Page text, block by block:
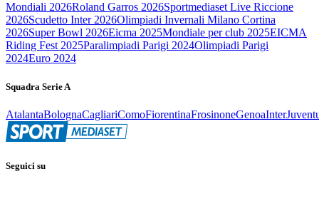
Mondiali 2026Roland Garros 2026Sportmediaset Live Riccione
2026Scudetto Inter 2026Olimpiadi Invernali Milano Cortina
2026Super Bowl 2026Eicma 2025Mondiale per club 2025EICMA
Riding Fest 2025Paralimpiadi Parigi 2024Olimpiadi Parigi
2024Euro 2024
Squadra Serie A
AtalantaBolognaCagliariComoFiorentinaFrosinoneGenoaInter
Seguici su